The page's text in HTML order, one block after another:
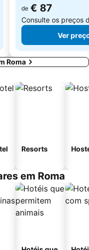
de € 87
Consulte os preços
Ver
Roma
Resorts
em Roma